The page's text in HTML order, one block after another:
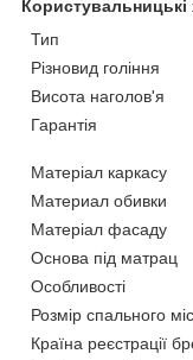
Користувальницькі
Тип
Різновид гоління
Висота наголов'я
Гарантія
Матеріал каркасу
Материал обивки
Матеріал фасаду
Основа під матрац
Особливості
Розмір спального
Країна реєстрації